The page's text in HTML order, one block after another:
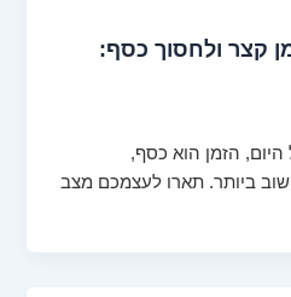
קצר ולחסוך כסף:
הזמן הוא כסף,
ביותר. תארו לעצמכם מצב